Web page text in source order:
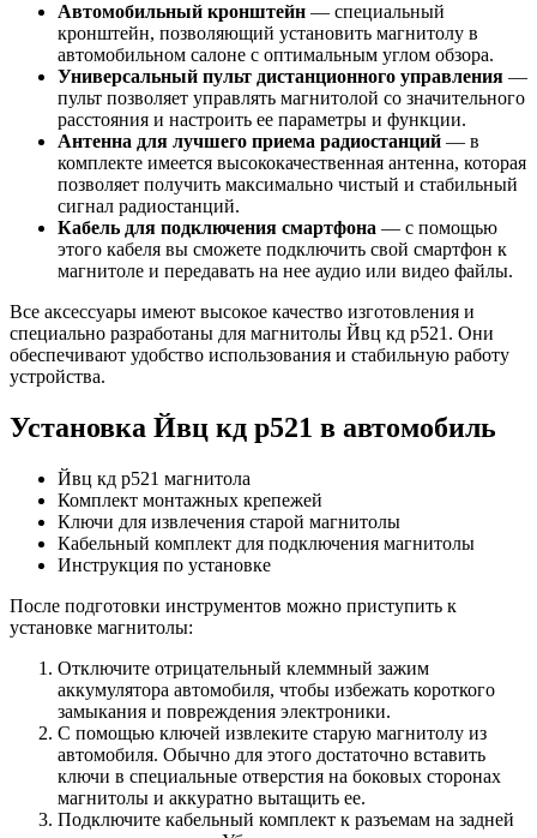
Автомобильный кронштейн — специальный
кронштейн, позволяющий установить магнитолу в
автомобильном салоне с оптимальным углом обзора.
Универсальный пульт дистанционного управления —
пульт позволяет управлять магнитолой со значительного
расстояния и настроить ее параметры и функции.
Антенна для лучшего приема радиостанций — в
комплекте имеется высококачественная антенна, которая
позволяет получить максимально чистый и стабильный
сигнал радиостанций.
Кабель для подключения смартфона — с помощью
этого кабеля вы сможете подключить свой смартфон к
магнитоле и передавать на нее аудио или видео файлы.
Все аксессуары имеют высокое качество изготовления и
специально разработаны для магнитолы Йвц кд р521. Они
обеспечивают удобство использования и стабильную работу
устройства.
Установка Йвц кд р521 в автомобиль
Йвц кд р521 магнитола
Комплект монтажных крепежей
Ключи для извлечения старой магнитолы
Кабельный комплект для подключения магнитолы
Инструкция по установке
После подготовки инструментов можно приступить к
установке магнитолы:
Отключите отрицательный клеммный зажим
аккумулятора автомобиля, чтобы избежать короткого
замыкания и повреждения электроники.
С помощью ключей извлеките старую магнитолу из
автомобиля. Обычно для этого достаточно вставить
ключи в специальные отверстия на боковых сторонах
магнитолы и аккуратно вытащить ее.
Подключите кабельный комплект к разъемам на задней